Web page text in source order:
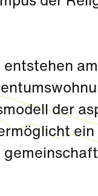
der
ein